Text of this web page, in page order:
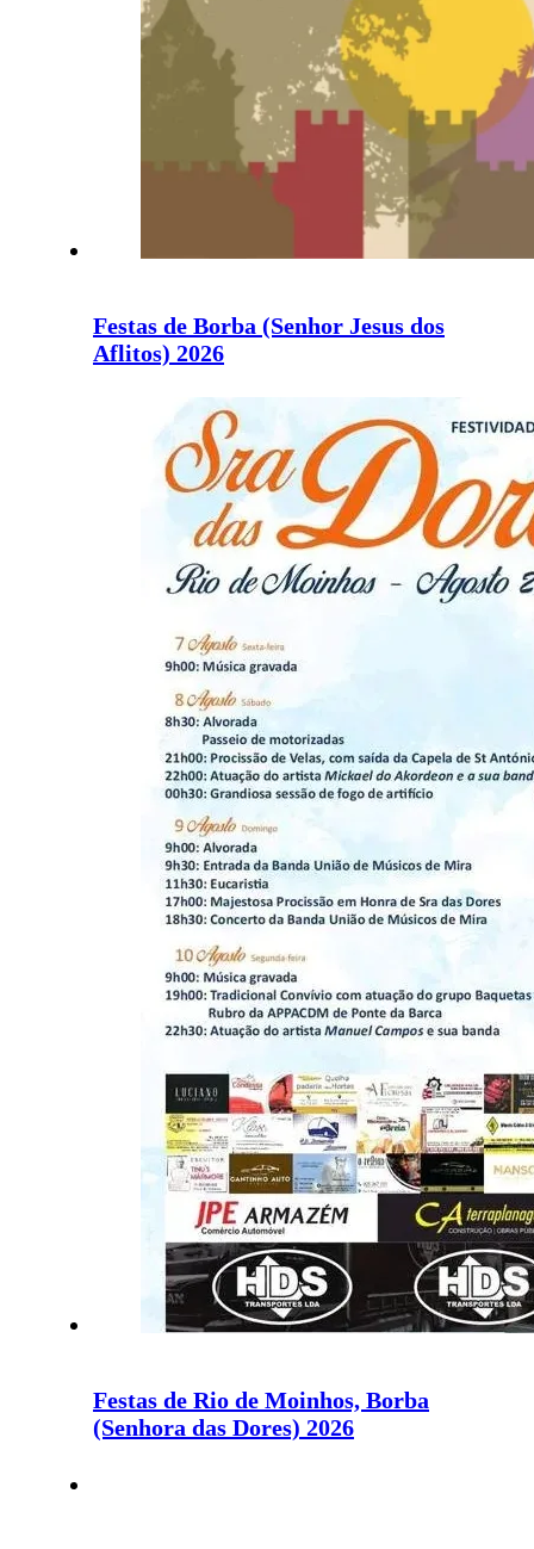
Festas de Borba (Senhor Jesus dos
Aflitos) 2026
Festas de Rio de Moinhos, Borba
(Senhora das Dores) 2026